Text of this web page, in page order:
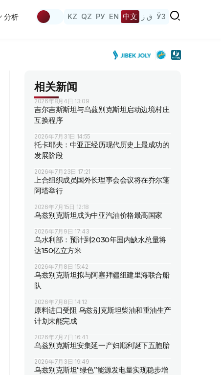
分析 KZ QZ РУ EN 中文 ق ز ЎЗ
相关新闻
2026年8月4日 13:09
吉尔吉斯斯坦与乌兹别克斯坦启动边境村庄
互换程序
2026年7月31日 14:55
托卡耶夫：中亚正经历现代历史上最成功的
发展阶段
2026年7月23日 17:21
上合组织成员国外长理事会会议将在乔尔蓬
阿塔举行
2026年7月15日 12:18
乌兹别克斯坦成为中亚汽油价格最高国家
2026年7月9日 17:43
乌水利部：预计到2030年国内缺水总量将
达150亿立方米
2026年7月8日 15:42
乌兹别克斯坦拟与阿塞拜疆组建里海联合船
队
2026年7月8日 14:12
原料进口受阻 乌兹别克斯坦柴油和重油生产
计划未能完成
2026年7月7日 16:41
乌兹别克斯坦安集延一产妇顺利诞下五胞胎
2026年7月3日 19:49
乌兹别克斯坦“绿色”能源发电量实现稳步增